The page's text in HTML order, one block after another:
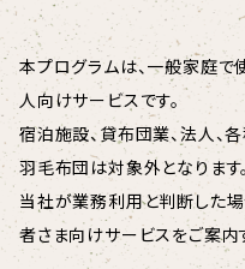
本プログラムは、一般家庭
人向けサービスです。
宿泊施設、貸布団業、法人、
羽毛布団は対象外となります
当社が業務利用と判断した場
者さま向けサービスをご案内